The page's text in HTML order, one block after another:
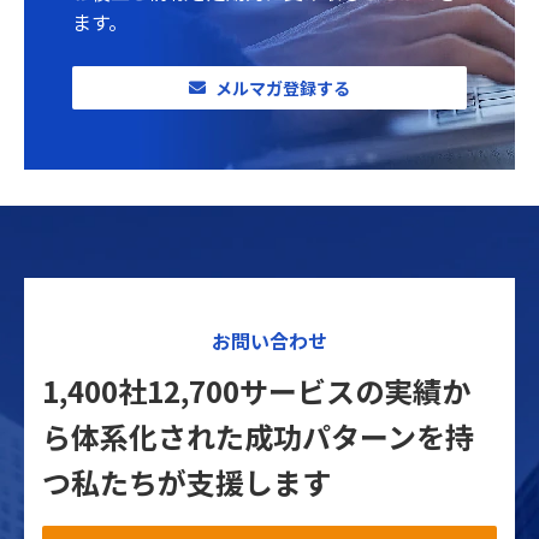
ます。
メルマガ登録する
お問い合わせ
1,400社12,700サービスの実績か
ら体系化された成功パターンを持
つ私たちが支援します